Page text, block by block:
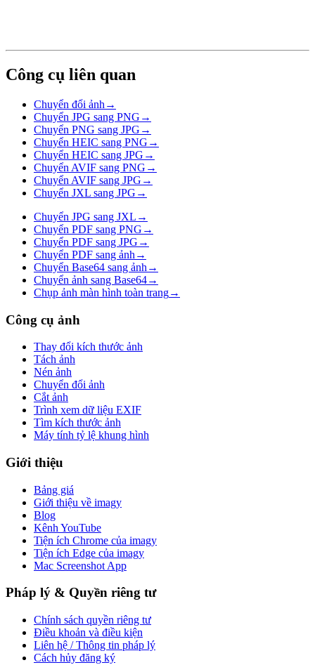
Công cụ liên quan
Chuyển đổi ảnh →
Chuyển JPG sang PNG →
Chuyển PNG sang JPG →
Chuyển HEIC sang PNG →
Chuyển HEIC sang JPG →
Chuyển AVIF sang PNG →
Chuyển AVIF sang JPG →
Chuyển JXL sang JPG →
Chuyển JPG sang JXL →
Chuyển PDF sang PNG →
Chuyển PDF sang JPG →
Chuyển PDF sang ảnh →
Chuyển Base64 sang ảnh →
Chuyển ảnh sang Base64→
Chụp ảnh màn hình toàn trang→
Công cụ ảnh
Thay đổi kích thước ảnh
Tách ảnh
Nén ảnh
Chuyển đổi ảnh
Cắt ảnh
Trình xem dữ liệu EXIF
Tìm kích thước ảnh
Máy tính tỷ lệ khung hình
Giới thiệu
Bảng giá
Giới thiệu về imagy
Blog
Kênh YouTube
Tiện ích Chrome của imagy
Tiện ích Edge của imagy
Mac Screenshot App
Pháp lý & Quyền riêng tư
Chính sách quyền riêng tư
Điều khoản và điều kiện
Liên hệ / Thông tin pháp lý
Cách hủy đăng ký